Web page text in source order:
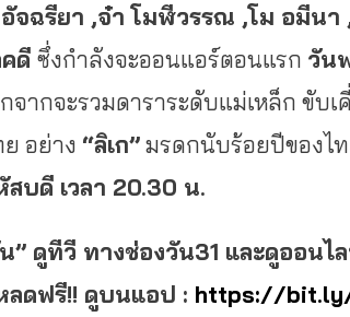
จฉรียา ,จ๋า โมฬีวรรณ ,โม อมีน
ดี ซึ่งกำลังจะออนแอร์ตอนแรก วัน
จากจะรวมดาราระดับแม่เหล็ก ขับ
อย่าง “ลิเก”มรดกนับร้อยปีของไ
บดี เวลา 20.30 น.
” ดูทีวี ทางช่องวัน31 และดูออนไ
ลดฟรี!! ดูบนแอป : https://bit.ly/